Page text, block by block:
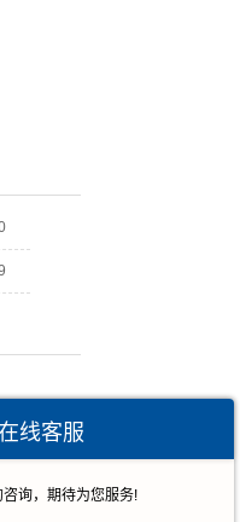
线客服
询，期待为您服务!